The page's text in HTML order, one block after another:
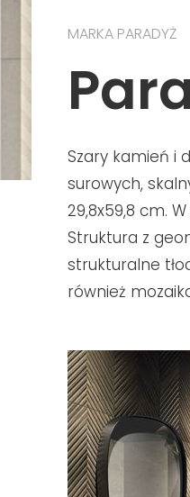
MARKA PARADYŻ
Szary kamień i
surowych,
29,8x59,8 cm.
Struktura z
strukturalne
również